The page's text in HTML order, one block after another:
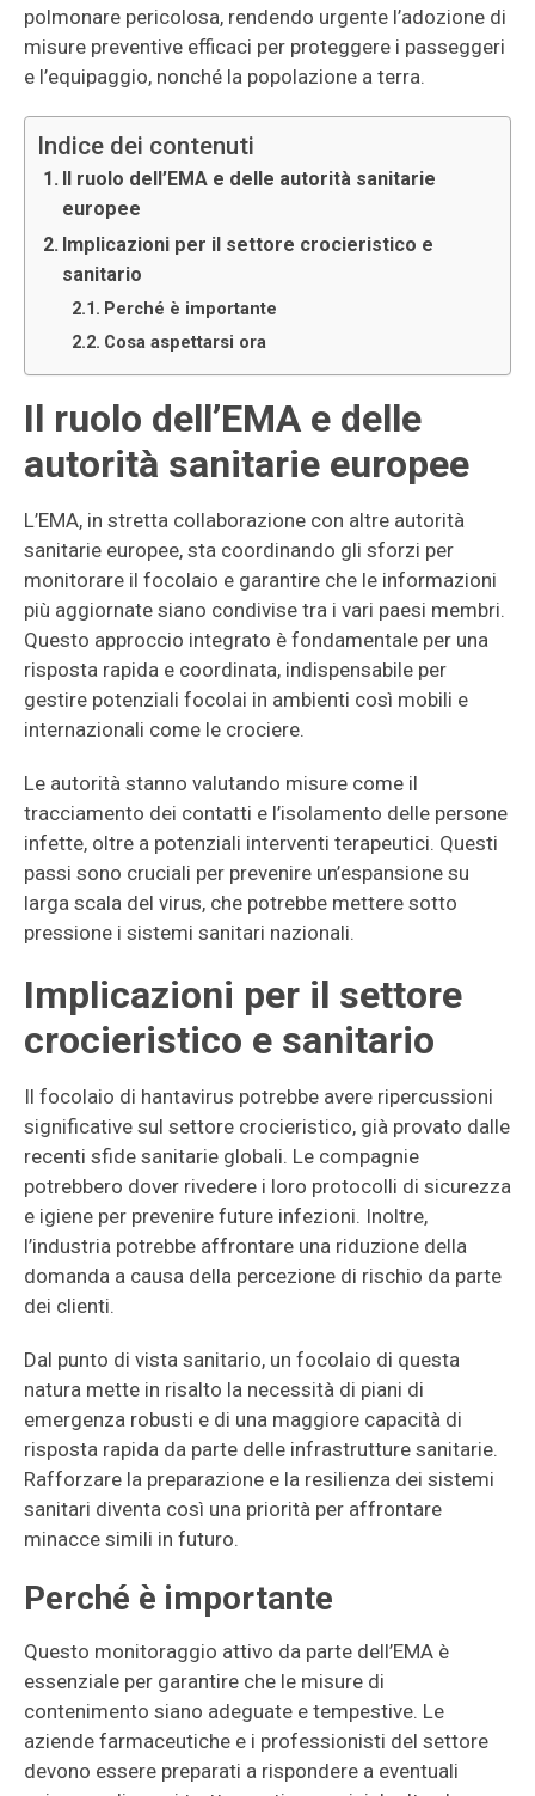
polmonare pericolosa, rendendo urgente l’adozione di
misure preventive efficaci per proteggere i passeggeri
e l’equipaggio, nonché la popolazione a terra.
Indice dei contenuti
Il ruolo dell’EMA e delle autorità sanitarie
europee
Implicazioni per il settore crocieristico e
sanitario
Perché è importante
Cosa aspettarsi ora
Il ruolo dell’EMA e delle
autorità sanitarie europee
L’EMA, in stretta collaborazione con altre autorità
sanitarie europee, sta coordinando gli sforzi per
monitorare il focolaio e garantire che le informazioni
più aggiornate siano condivise tra i vari paesi membri.
Questo approccio integrato è fondamentale per una
risposta rapida e coordinata, indispensabile per
gestire potenziali focolai in ambienti così mobili e
internazionali come le crociere.
Le autorità stanno valutando misure come il
tracciamento dei contatti e l’isolamento delle persone
infette, oltre a potenziali interventi terapeutici. Questi
passi sono cruciali per prevenire un’espansione su
larga scala del virus, che potrebbe mettere sotto
pressione i sistemi sanitari nazionali.
Implicazioni per il settore
crocieristico e sanitario
Il focolaio di hantavirus potrebbe avere ripercussioni
significative sul settore crocieristico, già provato dalle
recenti sfide sanitarie globali. Le compagnie
potrebbero dover rivedere i loro protocolli di sicurezza
e igiene per prevenire future infezioni. Inoltre,
l’industria potrebbe affrontare una riduzione della
domanda a causa della percezione di rischio da parte
dei clienti.
Dal punto di vista sanitario, un focolaio di questa
natura mette in risalto la necessità di piani di
emergenza robusti e di una maggiore capacità di
risposta rapida da parte delle infrastrutture sanitarie.
Rafforzare la preparazione e la resilienza dei sistemi
sanitari diventa così una priorità per affrontare
minacce simili in futuro.
Perché è importante
Questo monitoraggio attivo da parte dell’EMA è
essenziale per garantire che le misure di
contenimento siano adeguate e tempestive. Le
aziende farmaceutiche e i professionisti del settore
devono essere preparati a rispondere a eventuali